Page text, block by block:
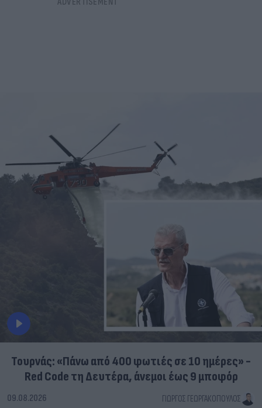
Τουρνάς: «Πάνω από 400 φωτιές σε 10 ημέρες» -
Red Code τη Δευτέρα, άνεμοι έως 9 μποφόρ
09.08.2026 ΓΙΏΡΓΟΣ ΓΕΩΡΓΑΚΌΠΟΥΛΟΣ